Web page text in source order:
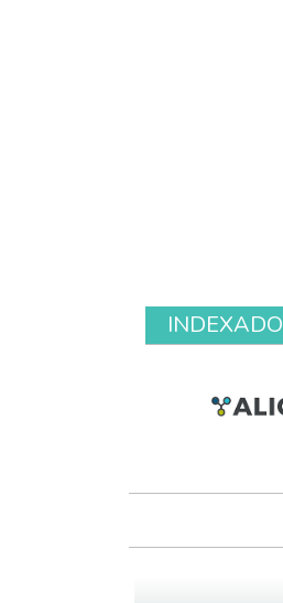
INDEXADO